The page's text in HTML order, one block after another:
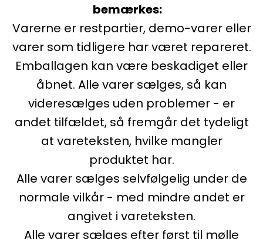
bemærkes:
Varerne er restpartier, demo-varer eller
varer som tidligere har været repareret.
Emballagen kan være beskadiget eller
åbnet. Alle varer sælges, så kan
videresælges uden problemer - er
andet tilfældet, så fremgår det tydeligt
at vareteksten, hvilke mangler
produktet har.
Alle varer sælges selvfølgelig under de
normale vilkår - med mindre andet er
angivet i vareteksten.
Alle varer sælges efter først til mølle